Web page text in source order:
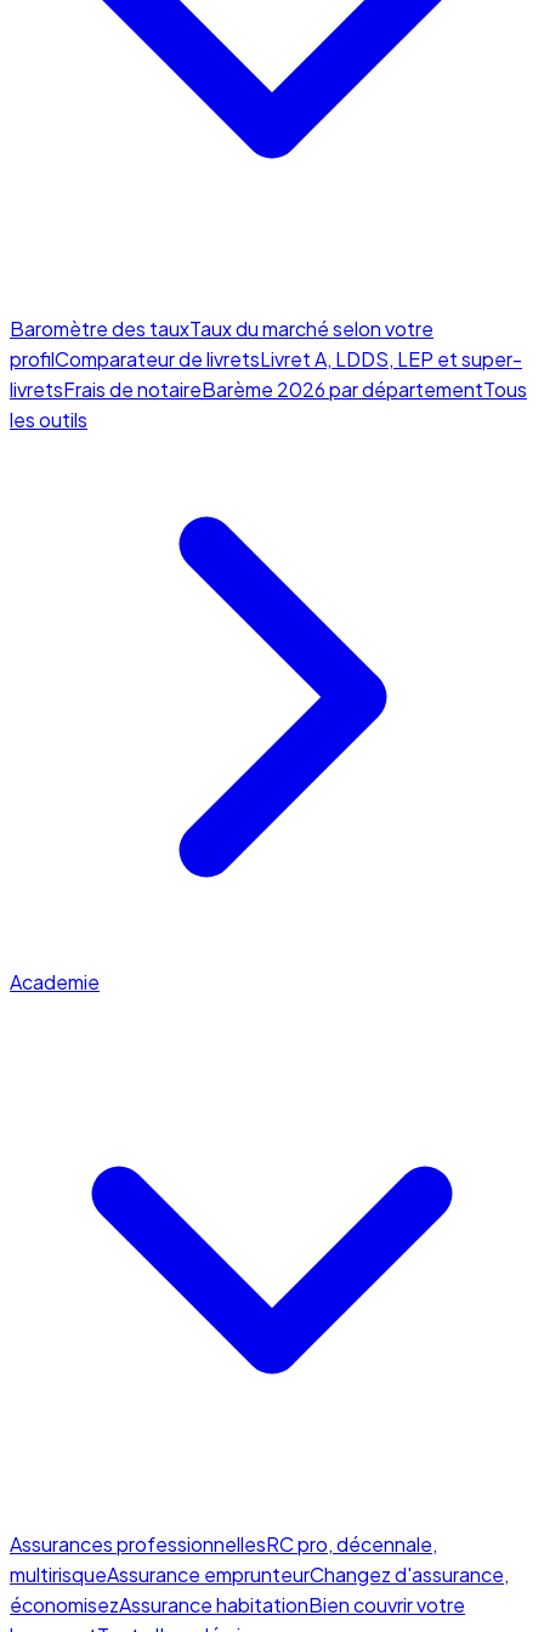
Baromètre des tauxTaux du marché selon votre
profilComparateur de livretsLivret A, LDDS, LEP et super-
livretsFrais de notaireBarème 2026 par départementTous
les outils
Academie
Assurances professionnellesRC pro, décennale,
multirisqueAssurance emprunteurChangez d'assurance,
économisezAssurance habitationBien couvrir votre